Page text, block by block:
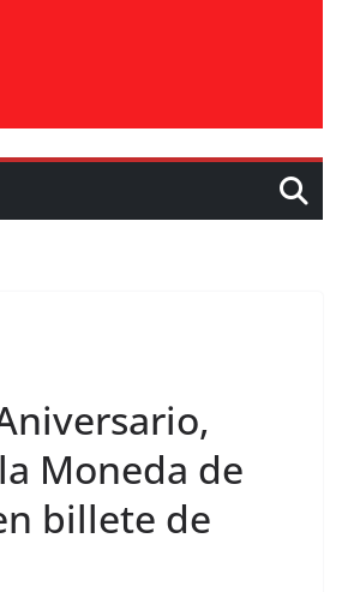
Moneda de
billete de